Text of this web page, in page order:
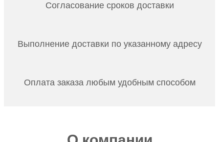
Согласование сроков доставки
Выполнение доставки по указанному адресу
Оплата заказа любым удобным способом